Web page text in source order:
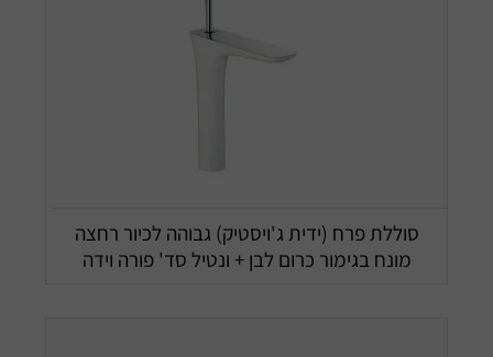
סוללת פרח (ידית ג'ויסטיק) גבוהה לכיור רחצה
מונח בגימור כרום לבן + ונטיל סד' פורה וידה